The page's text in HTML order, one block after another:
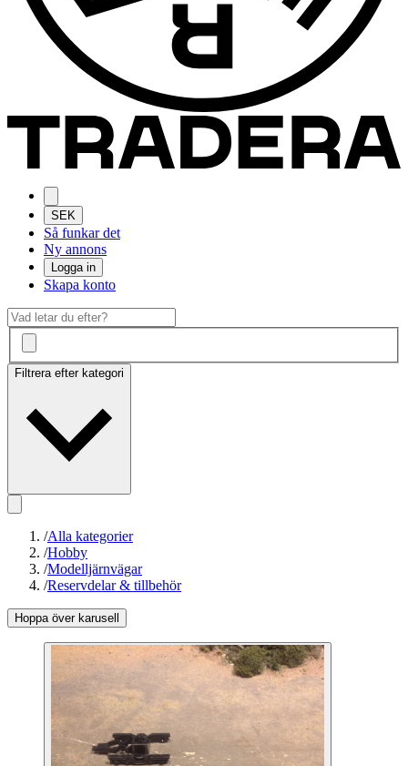
SEK
Så funkar det
Ny annons
Logga in
Skapa konto
Filtrera efter kategori
/Alla kategorier
/Hobby
/Modelljärnvägar
/Reservdelar & tillbehör
Hoppa över karusell